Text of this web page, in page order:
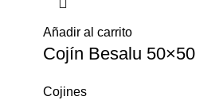
Añadir al carrito
Cojín Besalu 50×50
Cojines